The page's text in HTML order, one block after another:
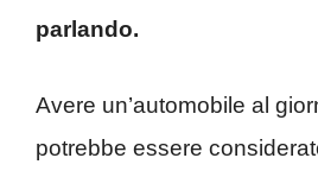
parlando.
Avere un’automobile al
potrebbe essere